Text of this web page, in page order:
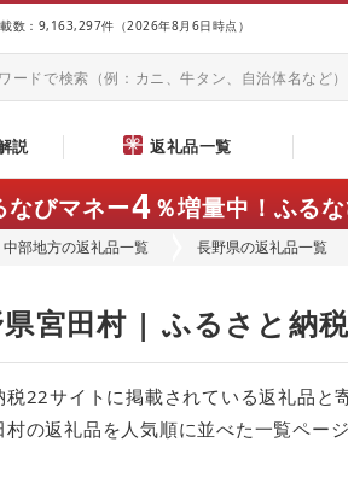
数：9,163,297件（2026年8月6日時点）
説 返礼品一覧
なびマネー4％増量中！ ふる
中部地方の返礼品一覧 長野県の返礼品一覧
宮田村 | ふるさと納
22サイトに掲載されている返礼品と
の返礼品を人気順に並べた一覧ページ